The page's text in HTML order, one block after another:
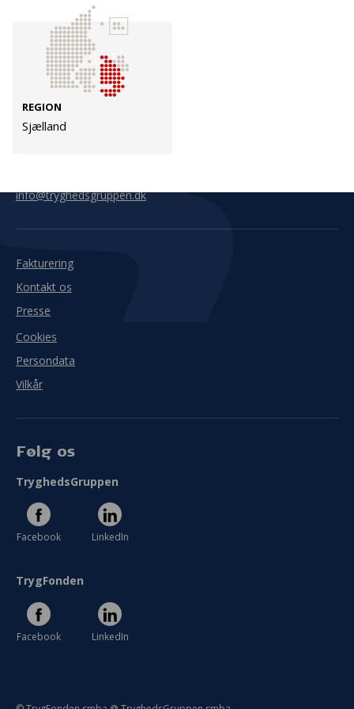
REGION
Sjælland
Kontakt
TrygFonden
45 26 08 00
info@trygfonden.dk
info@tryghedsgruppen.dk
Fakturering
Kontakt os
Presse
Cookies
Persondata
Vilkår
Følg os
TryghedsGruppen
Facebook LinkedIn
TrygFonden
Facebook LinkedIn